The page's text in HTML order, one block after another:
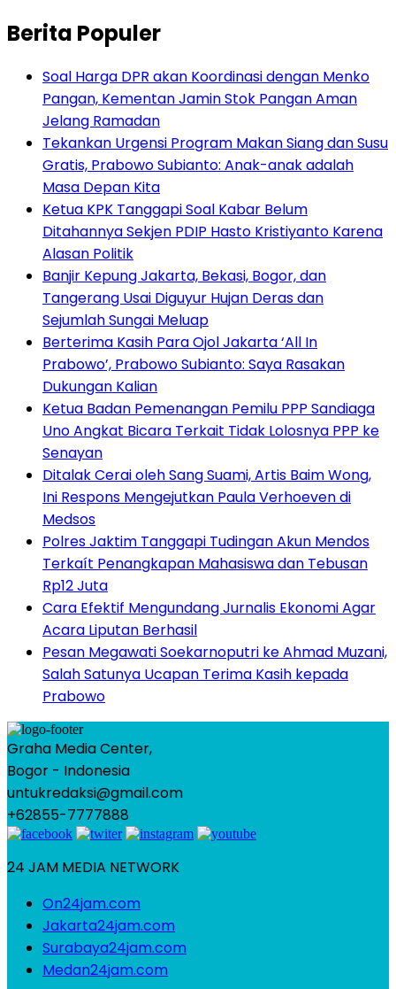
Berita Populer
Soal Harga DPR akan Koordinasi dengan Menko
Pangan, Kementan Jamin Stok Pangan Aman
Jelang Ramadan
Tekankan Urgensi Program Makan Siang dan Susu
Gratis, Prabowo Subianto: Anak-anak adalah
Masa Depan Kita
Ketua KPK Tanggapi Soal Kabar Belum
Ditahannya Sekjen PDIP Hasto Kristiyanto Karena
Alasan Politik
Banjir Kepung Jakarta, Bekasi, Bogor, dan
Tangerang Usai Diguyur Hujan Deras dan
Sejumlah Sungai Meluap
Berterima Kasih Para Ojol Jakarta ‘All In
Prabowo’, Prabowo Subianto: Saya Rasakan
Dukungan Kalian
Ketua Badan Pemenangan Pemilu PPP Sandiaga
Uno Angkat Bicara Terkait Tidak Lolosnya PPP ke
Senayan
Ditalak Cerai oleh Sang Suami, Artis Baim Wong,
Ini Respons Mengejutkan Paula Verhoeven di
Medsos
Polres Jaktim Tanggapi Tudingan Akun Mendos
Terkaít Penangkapan Mahasiswa dan Tebusan
Rp12 Juta
Cara Efektif Mengundang Jurnalis Ekonomi Agar
Acara Liputan Berhasil
Pesan Megawati Soekarnoputri ke Ahmad Muzani,
Salah Satunya Ucapan Terima Kasih kepada
Prabowo
Graha Media Center,
Bogor - Indonesia
untukredaksi@gmail.com
+62855-7777888
24 JAM MEDIA NETWORK
On24jam.com
Jakarta24jam.com
Surabaya24jam.com
Medan24jam.com